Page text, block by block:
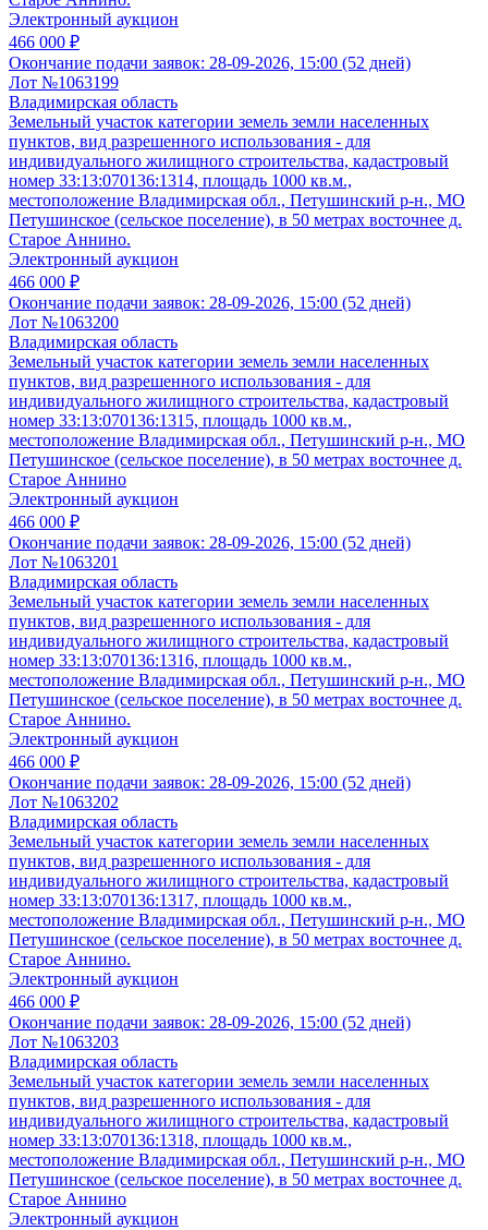
Электронный аукцион
466 000 ₽
Окончание подачи заявок: 28-09-2026, 15:00 (52 дней)
Лот №1063199
Владимирская область
Земельный участок категории земель земли населенных
пунктов, вид разрешенного использования - для
индивидуального жилищного строительства, кадастровый
номер 33:13:070136:1314, площадь 1000 кв.м.,
местоположение Владимирская обл., Петушинский р-н., МО
Петушинское (сельское поселение), в 50 метрах восточнее д.
Старое Аннино.
Электронный аукцион
466 000 ₽
Окончание подачи заявок: 28-09-2026, 15:00 (52 дней)
Лот №1063200
Владимирская область
Земельный участок категории земель земли населенных
пунктов, вид разрешенного использования - для
индивидуального жилищного строительства, кадастровый
номер 33:13:070136:1315, площадь 1000 кв.м.,
местоположение Владимирская обл., Петушинский р-н., МО
Петушинское (сельское поселение), в 50 метрах восточнее д.
Старое Аннино
Электронный аукцион
466 000 ₽
Окончание подачи заявок: 28-09-2026, 15:00 (52 дней)
Лот №1063201
Владимирская область
Земельный участок категории земель земли населенных
пунктов, вид разрешенного использования - для
индивидуального жилищного строительства, кадастровый
номер 33:13:070136:1316, площадь 1000 кв.м.,
местоположение Владимирская обл., Петушинский р-н., МО
Петушинское (сельское поселение), в 50 метрах восточнее д.
Старое Аннино.
Электронный аукцион
466 000 ₽
Окончание подачи заявок: 28-09-2026, 15:00 (52 дней)
Лот №1063202
Владимирская область
Земельный участок категории земель земли населенных
пунктов, вид разрешенного использования - для
индивидуального жилищного строительства, кадастровый
номер 33:13:070136:1317, площадь 1000 кв.м.,
местоположение Владимирская обл., Петушинский р-н., МО
Петушинское (сельское поселение), в 50 метрах восточнее д.
Старое Аннино.
Электронный аукцион
466 000 ₽
Окончание подачи заявок: 28-09-2026, 15:00 (52 дней)
Лот №1063203
Владимирская область
Земельный участок категории земель земли населенных
пунктов, вид разрешенного использования - для
индивидуального жилищного строительства, кадастровый
номер 33:13:070136:1318, площадь 1000 кв.м.,
местоположение Владимирская обл., Петушинский р-н., МО
Петушинское (сельское поселение), в 50 метрах восточнее д.
Старое Аннино
Электронный аукцион